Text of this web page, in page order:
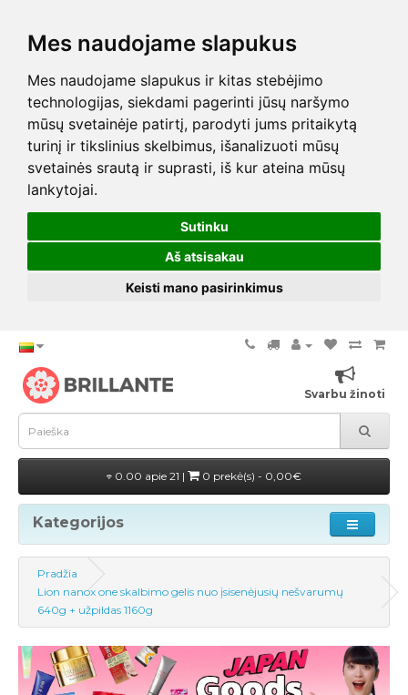
Mes naudojame slapukus
Mes naudojame slapukus ir kitas stebėjimo
technologijas, siekdami pagerinti jūsų naršymo
mūsų svetainėje patirtį, parodyti jums pritaikytą
turinį ir tikslinius skelbimus, išanalizuoti mūsų
svetainės srautą ir suprasti, iš kur ateina mūsų
lankytojai.
Sutinku
Aš atsisakau
Keisti mano pasirinkimus
Svarbu žinoti
0.00 apie 21 | 0 prekė(s) - 0,00€
Kategorijos
Pradžia
Lion nanox one skalbimo gelis nuo įsisenėjusių nešvarumų
640g + užpildas 1160g